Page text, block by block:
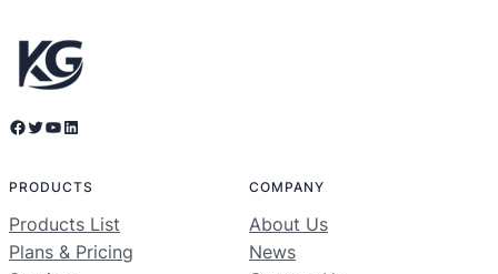
Facebook Twitter YouTube LinkedIn
PRODUCTS
Products List
Plans & Pricing
COMPANY
About Us
News